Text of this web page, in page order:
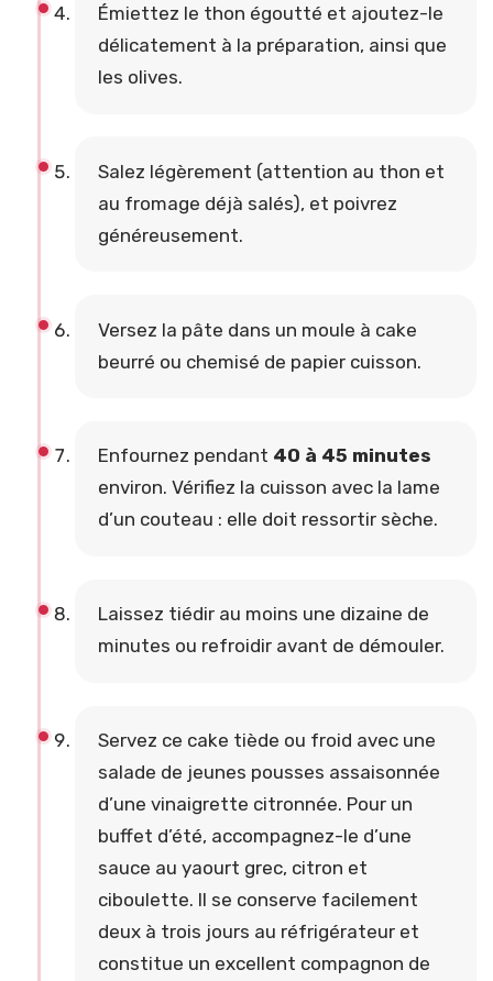
Émiettez le thon égoutté et ajoutez-le
délicatement à la préparation, ainsi que
les olives.
Salez légèrement (attention au thon et
au fromage déjà salés), et poivrez
généreusement.
Versez la pâte dans un moule à cake
beurré ou chemisé de papier cuisson.
Enfournez pendant 40 à 45 minutes
environ. Vérifiez la cuisson avec la lame
d’un couteau : elle doit ressortir sèche.
Laissez tiédir au moins une dizaine de
minutes ou refroidir avant de démouler.
Servez ce cake tiède ou froid avec une
salade de jeunes pousses assaisonnée
d’une vinaigrette citronnée. Pour un
buffet d’été, accompagnez-le d’une
sauce au yaourt grec, citron et
ciboulette. Il se conserve facilement
deux à trois jours au réfrigérateur et
constitue un excellent compagnon de